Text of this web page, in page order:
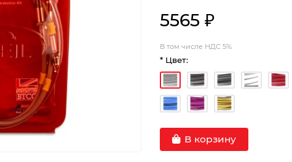
5565 ₽
В том числе НДС 5%
* Цвет:
В корзину